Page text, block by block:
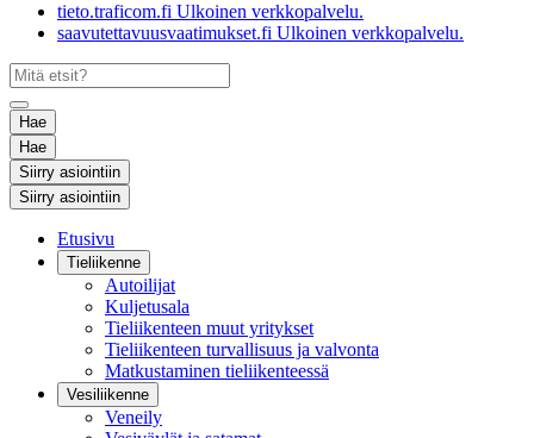
tieto.traficom.fi Ulkoinen verkkopalvelu.
saavutettavuusvaatimukset.fi Ulkoinen verkkopalvelu.
Hae
Hae
Siirry asiointiin
Siirry asiointiin
Etusivu
Tieliikenne
Autoilijat
Kuljetusala
Tieliikenteen muut yritykset
Tieliikenteen turvallisuus ja valvonta
Matkustaminen tieliikenteessä
Vesiliikenne
Veneily